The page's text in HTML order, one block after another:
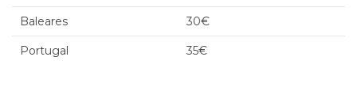
Baleares 30€
Portugal 35€